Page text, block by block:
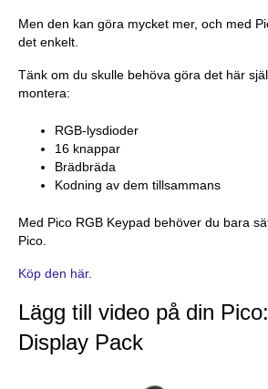
Men den kan göra mycket mer, och med
det enkelt.
Tänk om du skulle behöva göra det här
montera:
RGB-lysdioder
16 knappar
Brädbräda
Kodning av dem tillsammans
Med Pico RGB Keypad behöver du bara
Pico.
Köp den här.
Lägg till video på din
Display Pack